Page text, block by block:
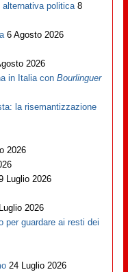
politica 8
6 Agosto 2026
2026
in Italia conBourlinguer
la risemantizzazione
2026
Luglio 2026
2026
per guardare ai resti dei
24 Luglio 2026